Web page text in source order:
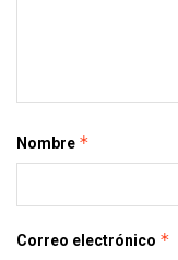
Nombre *
Correo electrónico *